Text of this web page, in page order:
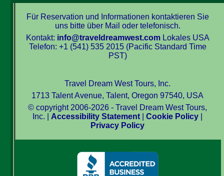
Für Reservation und Informationen kontaktieren Sie
uns bitte über Mail oder telefonisch.
Kontakt: info@traveldreamwest.comLokales USA
Telefon: +1 (541) 535 2015 (Pacific Standard Time
PST)
Travel Dream West Tours, Inc.
1713 Talent Avenue, Talent, Oregon 97540, USA
© copyright 2006-2026 - Travel Dream West Tours,
Inc. | Accessibility Statement |Cookie Policy
Privacy Policy